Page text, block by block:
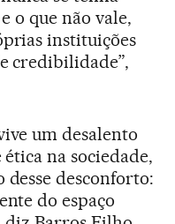
o que não vale,
instituições
credibilidade”,
um desalento
na sociedade,
desconforto:
do espaço